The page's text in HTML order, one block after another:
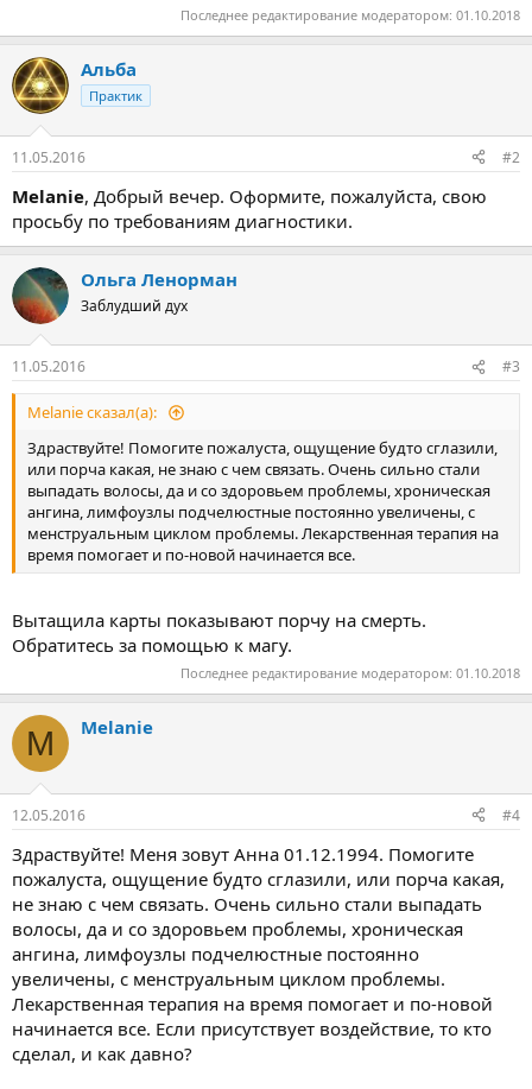
Последнее редактирование модератором: 01.10.2018
Альба
Практик
11.05.2016 #2
Melanie, Добрый вечер. Оформите, пожалуйста, свою
просьбу по требованиям диагностики.
Ольга Ленорман
Заблудший дух
11.05.2016 #3
Melanie сказал(а):
Здраствуйте! Помогите пожалуста, ощущение будто сглазили,
или порча какая, не знаю с чем связать. Очень сильно стали
выпадать волосы, да и со здоровьем проблемы, хроническая
ангина, лимфоузлы подчелюстные постоянно увеличены, с
менструальным циклом проблемы. Лекарственная терапия на
время помогает и по-новой начинается все.
Вытащила карты показывают порчу на смерть.
Обратитесь за помощью к магу.
Последнее редактирование модератором: 01.10.2018
M Melanie
12.05.2016 #4
Здраствуйте! Меня зовут Анна 01.12.1994. Помогите
пожалуста, ощущение будто сглазили, или порча какая,
не знаю с чем связать. Очень сильно стали выпадать
волосы, да и со здоровьем проблемы, хроническая
ангина, лимфоузлы подчелюстные постоянно
увеличены, с менструальным циклом проблемы.
Лекарственная терапия на время помогает и по-новой
начинается все. Если присутствует воздействие, то кто
сделал, и как давно?